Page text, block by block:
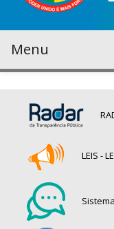
Menu
LEIS -